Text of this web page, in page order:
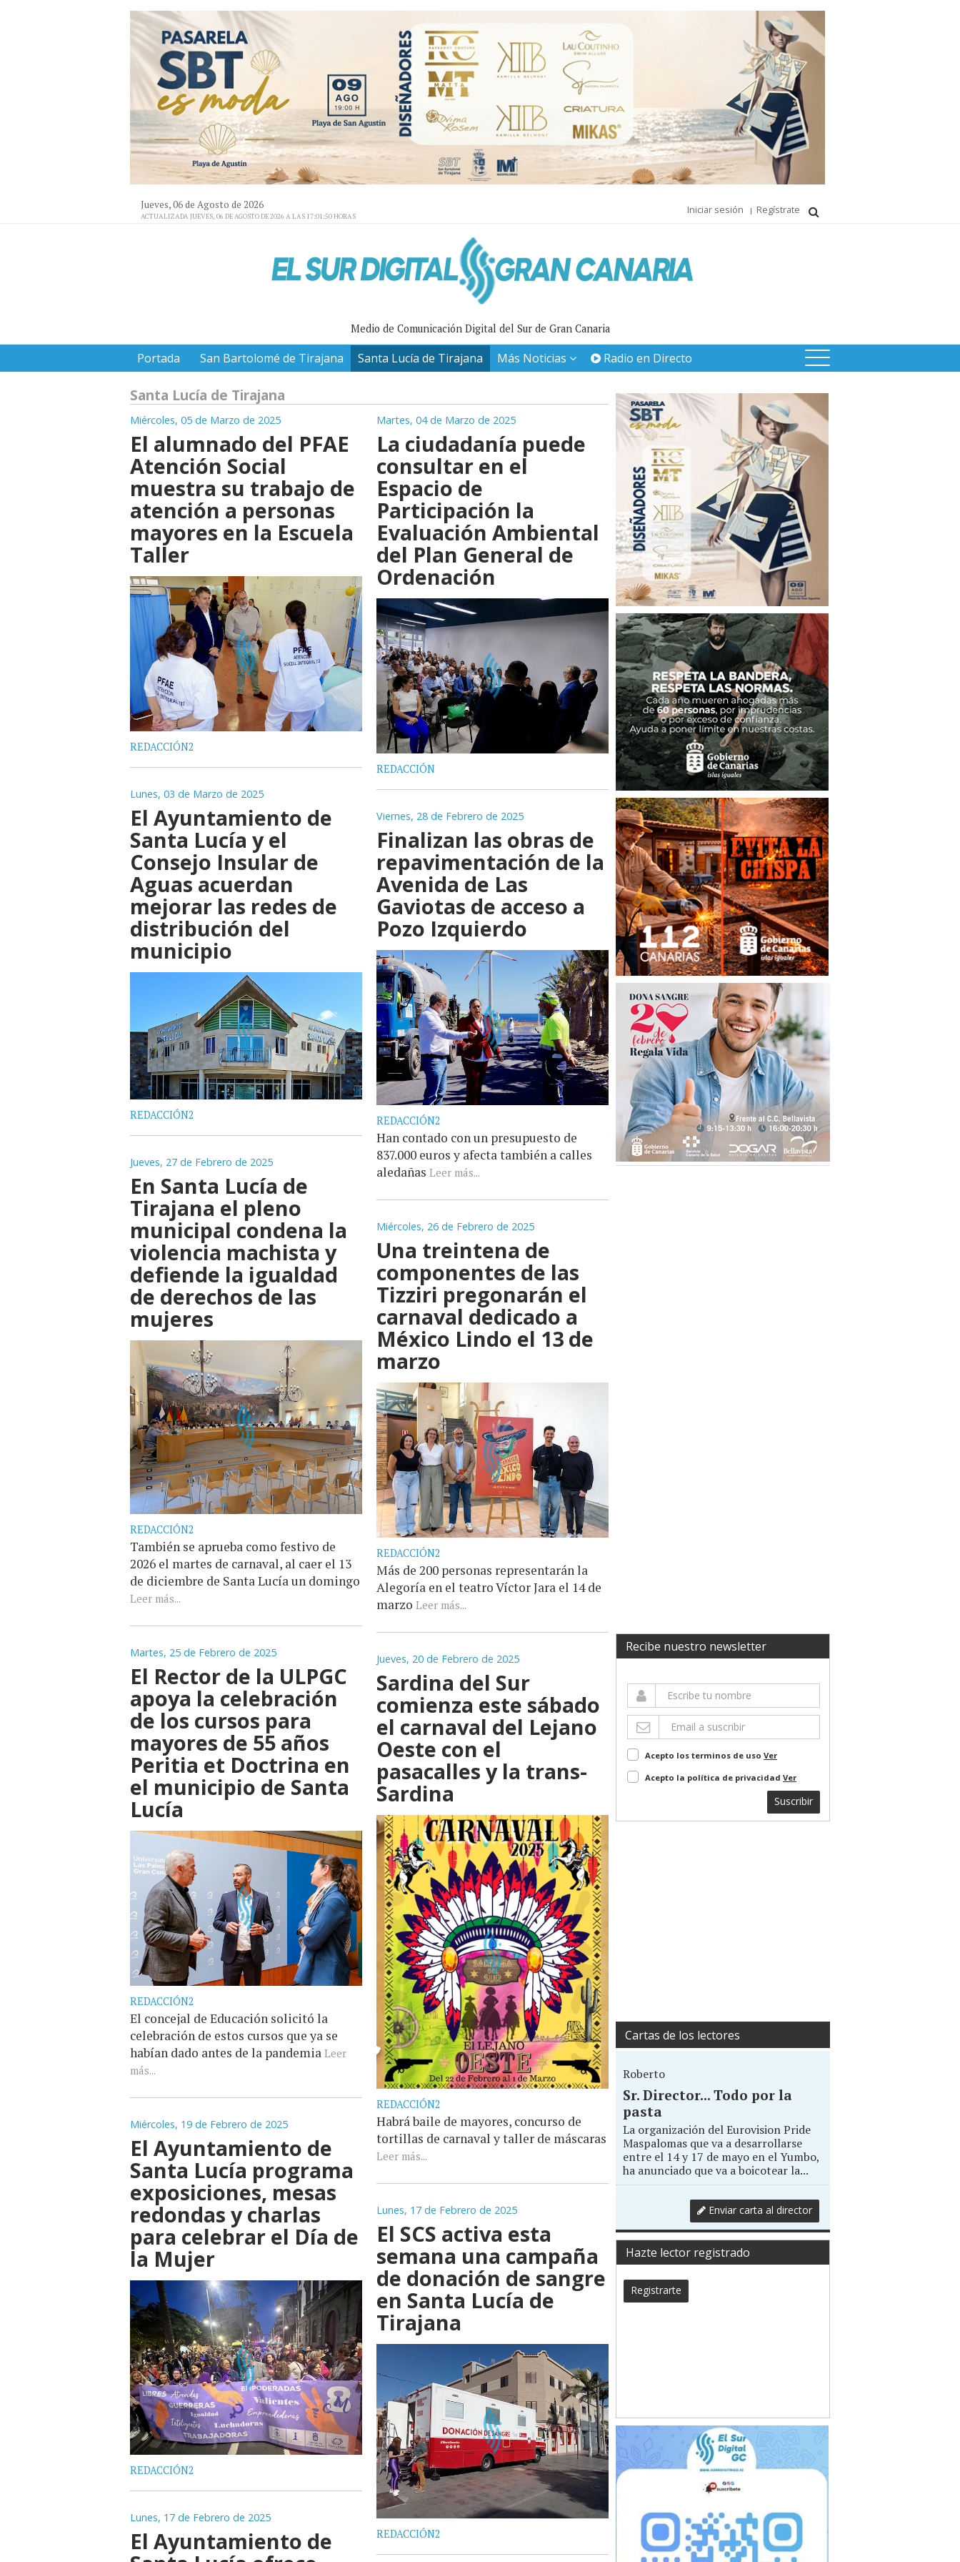
Jueves, 06 de Agosto de 2026
ACTUALIZADA JUEVES, 06 DE AGOSTO DE 2026 A LAS 17:01:50 HORAS
Iniciar sesión Regístrate
Medio de Comunicación Digital del Sur de Gran Canaria
Portada San Bartolomé de Tirajana Santa Lucía de Tirajana Más Noticias Radio en Directo
Santa Lucía de Tirajana
Miércoles, 05 de Marzo de 2025
El alumnado del PFAE
Atención Social
muestra su trabajo de
atención a personas
mayores en la Escuela
Taller
REDACCIÓN2
Lunes, 03 de Marzo de 2025
El Ayuntamiento de
Santa Lucía y el
Consejo Insular de
Aguas acuerdan
mejorar las redes de
distribución del
municipio
REDACCIÓN2
Jueves, 27 de Febrero de 2025
En Santa Lucía de
Tirajana el pleno
municipal condena la
violencia machista y
defiende la igualdad
de derechos de las
mujeres
REDACCIÓN2
También se aprueba como festivo de
2026 el martes de carnaval, al caer el 13
de diciembre de Santa Lucía un domingo
Leer más...
Martes, 25 de Febrero de 2025
El Rector de la ULPGC
apoya la celebración
de los cursos para
mayores de 55 años
Peritia et Doctrina en
el municipio de Santa
Lucía
REDACCIÓN2
El concejal de Educación solicitó la
celebración de estos cursos que ya se
habían dado antes de la pandemia Leer
más...
Miércoles, 19 de Febrero de 2025
El Ayuntamiento de
Santa Lucía programa
exposiciones, mesas
redondas y charlas
para celebrar el Día de
la Mujer
REDACCIÓN2
Lunes, 17 de Febrero de 2025
El Ayuntamiento de
Martes, 04 de Marzo de 2025
La ciudadanía puede
consultar en el
Espacio de
Participación la
Evaluación Ambiental
del Plan General de
Ordenación
REDACCIÓN
Viernes, 28 de Febrero de 2025
Finalizan las obras de
repavimentación de la
Avenida de Las
Gaviotas de acceso a
Pozo Izquierdo
REDACCIÓN2
Han contado con un presupuesto de
837.000 euros y afecta también a calles
aledañas Leer más...
Miércoles, 26 de Febrero de 2025
Una treintena de
componentes de las
Tizziri pregonarán el
carnaval dedicado a
México Lindo el 13 de
marzo
REDACCIÓN2
Más de 200 personas representarán la
Alegoría en el teatro Víctor Jara el 14 de
marzo Leer más...
Jueves, 20 de Febrero de 2025
Sardina del Sur
comienza este sábado
el carnaval del Lejano
Oeste con el
pasacalles y la trans-
Sardina
REDACCIÓN2
Habrá baile de mayores, concurso de
tortillas de carnaval y taller de máscaras
Leer más...
Lunes, 17 de Febrero de 2025
El SCS activa esta
semana una campaña
de donación de sangre
en Santa Lucía de
Tirajana
REDACCIÓN2
Recibe nuestro newsletter
Acepto los terminos de uso Ver
Acepto la política de privacidad Ver
Suscribir
Cartas de los lectores
Roberto
Sr. Director... Todo por la
pasta
La organización del Eurovision Pride
Maspalomas que va a desarrollarse
entre el 14 y 17 de mayo en el Yumbo,
ha anunciado que va a boicotear la...
Enviar carta al director
Hazte lector registrado
Registrarte